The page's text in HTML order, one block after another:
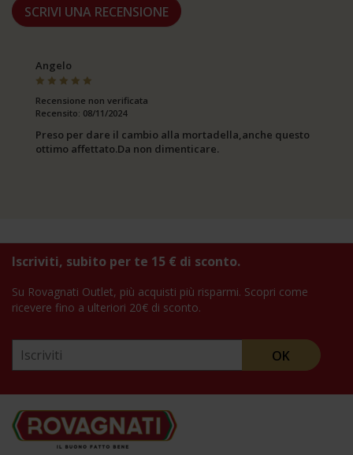
SCRIVI UNA RECENSIONE
Angelo
Recensione non verificata
Recensito: 08/11/2024
Preso per dare il cambio alla mortadella,anche questo
ottimo affettato.Da non dimenticare.
Iscriviti, subito per te 15 € di sconto.
Su Rovagnati Outlet, più acquisti più risparmi. Scopri come
ricevere fino a ulteriori 20€ di sconto.
OK